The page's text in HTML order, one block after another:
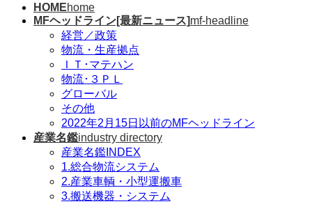
HOMEhome
MFヘッドライン[最新ニュース]mf-headline
経営／政策
物流・生産拠点
ＩＴ･マテハン
物流･３ＰＬ
グローバル
その他
2022年2月15日以前のMFヘッドライン
産業名鑑industry directory
産業名鑑INDEX
1.総合物流システム
2.産業車輌・小型運搬車
3.搬送機器・システム